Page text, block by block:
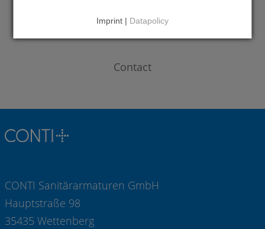
Contact
CONTI Sanitärarmaturen GmbH
Hauptstraße 98
35435 Wettenberg
Imprint | Datapolicy